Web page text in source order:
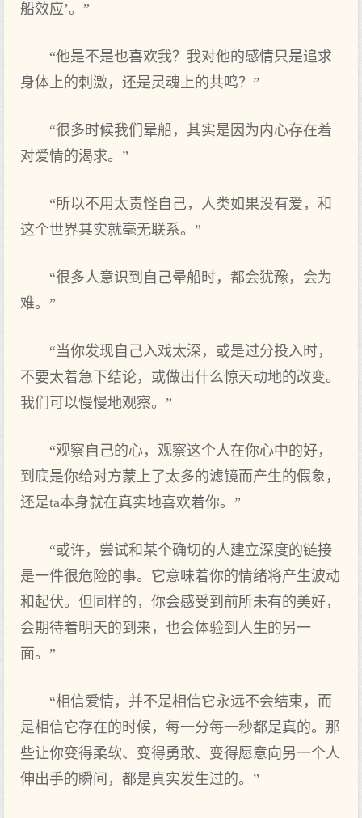
船效应’。”
“他是不是也喜欢我？我对他的感情只是追求
身体上的刺激，还是灵魂上的共鸣？”
“很多时候我们晕船，其实是因为内心存在着
对爱情的渴求。”
“所以不用太责怪自己，人类如果没有爱，和
这个世界其实就毫无联系。”
“很多人意识到自己晕船时，都会犹豫，会为
难。”
“当你发现自己入戏太深，或是过分投入时，
不要太着急下结论，或做出什么惊天动地的改变。
我们可以慢慢地观察。”
“观察自己的心，观察这个人在你心中的好，
到底是你给对方蒙上了太多的滤镜而产生的假象，
还是ta本身就在真实地喜欢着你。”
“或许，尝试和某个确切的人建立深度的链接
是一件很危险的事。它意味着你的情绪将产生波动
和起伏。但同样的，你会感受到前所未有的美好，
会期待着明天的到来，也会体验到人生的另一
面。”
“相信爱情，并不是相信它永远不会结束，而
是相信它存在的时候，每一分每一秒都是真的。那
些让你变得柔软、变得勇敢、变得愿意向另一个人
伸出手的瞬间，都是真实发生过的。”